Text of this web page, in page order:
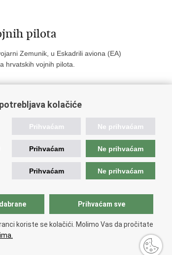
pilota
Zemunik, u Eskadrili aviona (EA)
hrvatskih vojnih pilota.
kolačiće
Prihvaćam Ne prihvaćam
Prihvaćam Ne prihvaćam
Prihvaćam Ne prihvaćam
Prihvaćam sve
koriste se kolačići. Molimo Vas da pročitate